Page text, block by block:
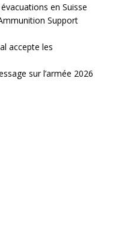
en Suisse
Support
accepte les
sur l’armée 2026